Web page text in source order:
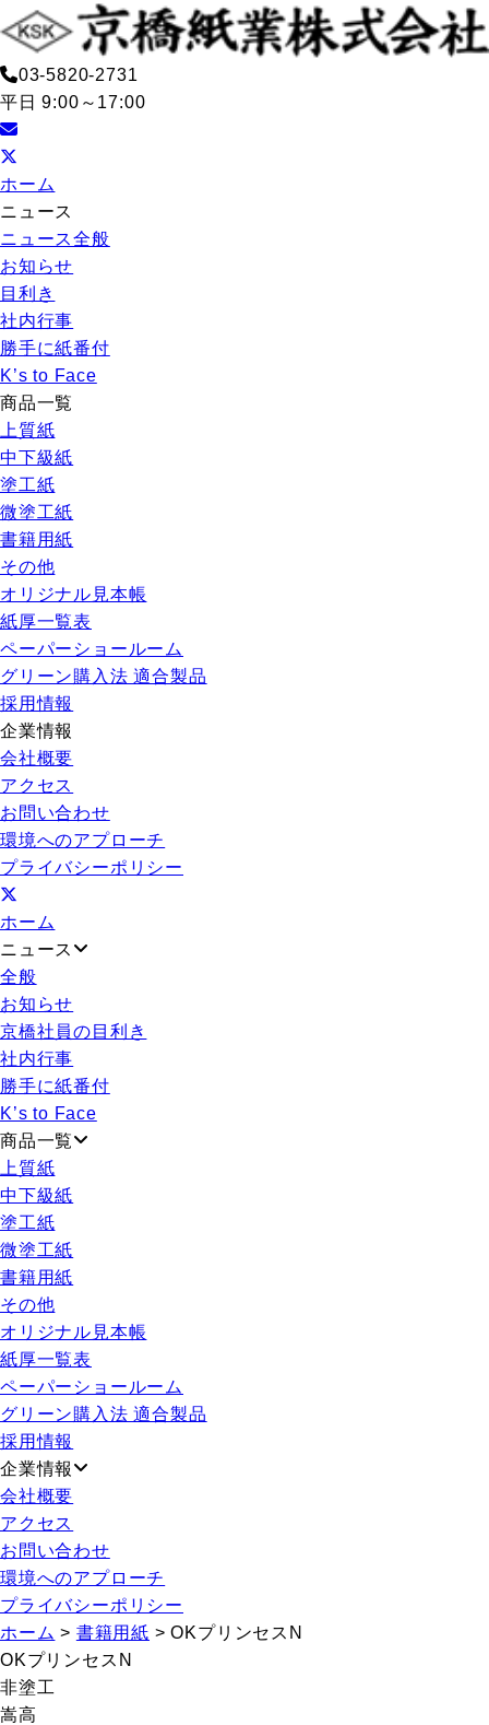
03-5820-2731
平日 9:00～17:00
ホーム
ニュース
ニュース全般
お知らせ
目利き
社内行事
勝手に紙番付
K’s to Face
商品一覧
上質紙
中下級紙
塗工紙
微塗工紙
書籍用紙
その他
オリジナル見本帳
紙厚一覧表
ペーパーショールーム
グリーン購入法 適合製品
採用情報
企業情報
会社概要
アクセス
お問い合わせ
環境へのアプローチ
プライバシーポリシー
ホーム
ニュース
全般
お知らせ
京橋社員の目利き
社内行事
勝手に紙番付
K’s to Face
商品一覧
上質紙
中下級紙
塗工紙
微塗工紙
書籍用紙
その他
オリジナル見本帳
紙厚一覧表
ペーパーショールーム
グリーン購入法 適合製品
採用情報
企業情報
会社概要
アクセス
お問い合わせ
環境へのアプローチ
プライバシーポリシー
ホーム > 書籍用紙 >OKプリンセスN
OKプリンセスN
非塗工
嵩高